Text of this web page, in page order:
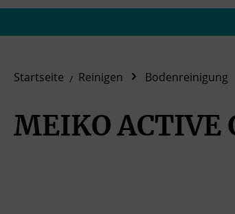
Startseite Reinigen Bodenreinigung
MEIKO